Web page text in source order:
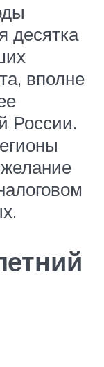
десятка
вполне
России.